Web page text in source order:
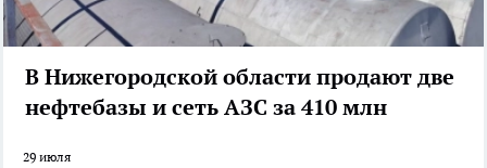
В Нижегородской области продают две
нефтебазы и сеть АЗС за 410 млн
29 июля